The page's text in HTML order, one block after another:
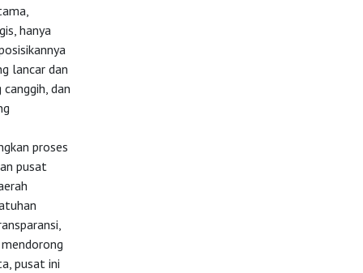
hanya
lancar dan
dan
proses
pusat
pusat ini